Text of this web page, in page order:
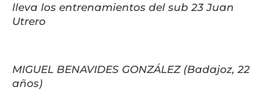
lleva los entrenamientos del sub 23 Juan
Utrero
MIGUEL BENAVIDES GONZÁLEZ (Badajoz, 22
años)